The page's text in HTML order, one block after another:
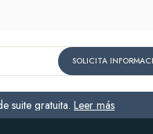
SOLICITA
suite gratuita. Leer más